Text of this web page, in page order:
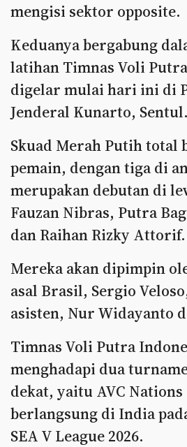
mengisi sektor opposite.
Keduanya bergabung
latihan Timnas Voli
digelar mulai hari ini di
Jenderal Kunarto, Sentul.
Skuad Merah Putih total
pemain, dengan tiga di
merupakan debutan di
Fauzan Nibras, Putra
dan Raihan Rizky Attorif.
Mereka akan dipimpin
asal Brasil, Sergio
asisten, Nur Widayanto
Timnas Voli Putra
menghadapi dua
dekat, yaitu AVC Nations
berlangsung di India
SEA V League 2026.